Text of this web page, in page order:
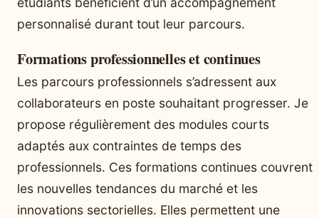
personnalisé durant tout leur parcours.
Formations professionnelles et continues
Les parcours professionnels s’adressent aux
collaborateurs en poste souhaitant progresser. Je
propose régulièrement des modules courts
adaptés aux contraintes de temps des
professionnels. Ces formations continues couvrent
les nouvelles tendances du marché et les
innovations sectorielles. Elles permettent une